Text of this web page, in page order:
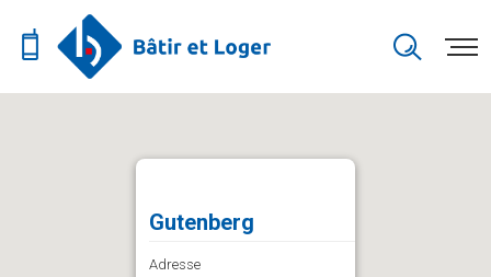
Gutenberg
Adresse